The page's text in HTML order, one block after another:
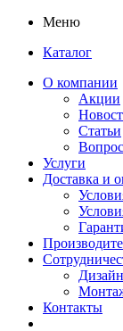
Меню
Каталог
О компании
Акции
Статьи
Услуги
Доставка и
Контакты